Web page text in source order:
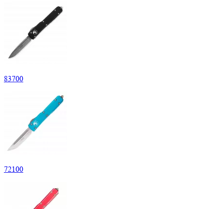
83700
72100